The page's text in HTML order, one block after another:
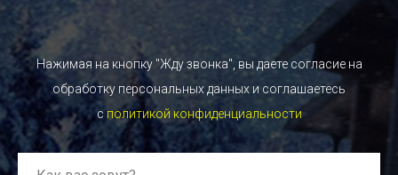
Нажимая на кнопку "Жду звонка", вы даете согласие на
обработку персональных данных и соглашаетесь
cполитикой конфиденциальности